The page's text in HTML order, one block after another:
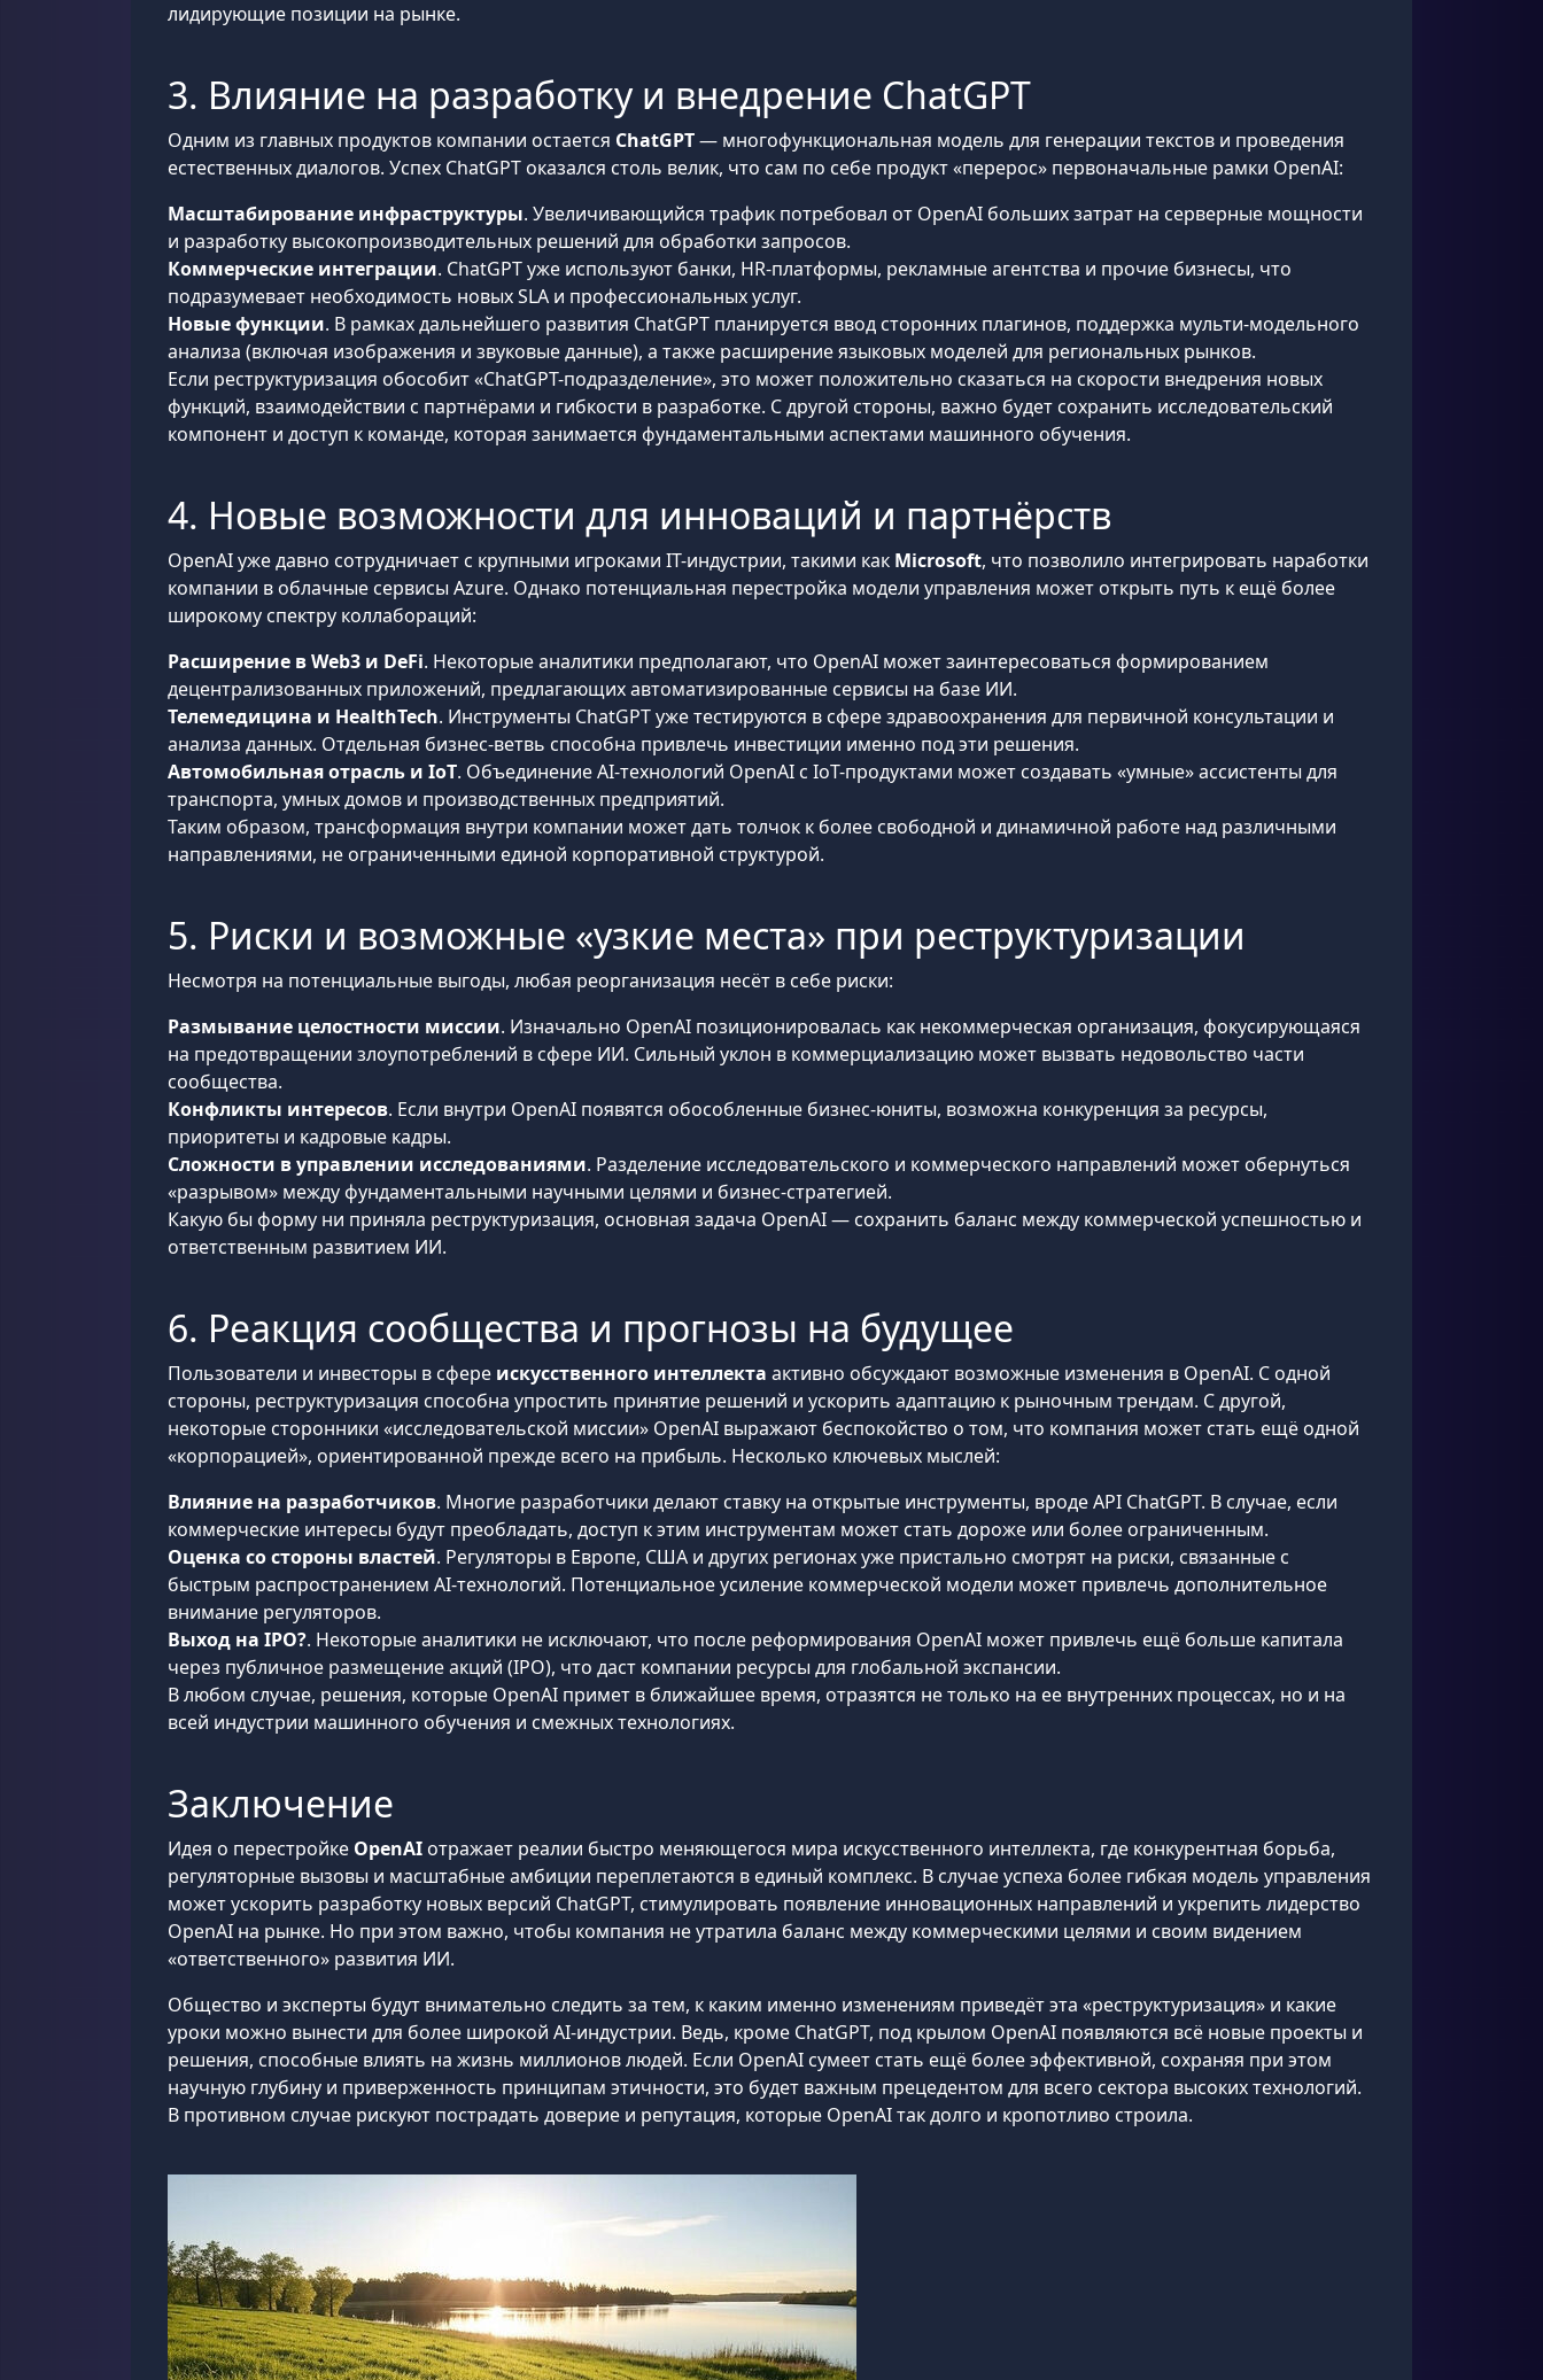
лидирующие позиции на рынке.
3. Влияние на разработку и внедрение ChatGPT
Одним из главных продуктов компании остается ChatGPT— многофункциональная модель для генерации текстов и проведения
естественных диалогов. Успех ChatGPT оказался столь велик, что сам по себе продукт «перерос» первоначальные рамки OpenAI:
Масштабирование инфраструктуры. Увеличивающийся трафик потребовал от OpenAI больших затрат на серверные мощности
и разработку высокопроизводительных решений для обработки запросов.
Коммерческие интеграции. ChatGPT уже используют банки, HR-платформы, рекламные агентства и прочие бизнесы, что
подразумевает необходимость новых SLA и профессиональных услуг.
Новые функции. В рамках дальнейшего развития ChatGPT планируется ввод сторонних плагинов, поддержка мульти-модельного
анализа (включая изображения и звуковые данные), а также расширение языковых моделей для региональных рынков.
Если реструктуризация обособит «ChatGPT-подразделение», это может положительно сказаться на скорости внедрения новых
функций, взаимодействии с партнёрами и гибкости в разработке. С другой стороны, важно будет сохранить исследовательский
компонент и доступ к команде, которая занимается фундаментальными аспектами машинного обучения.
4. Новые возможности для инноваций и партнёрств
OpenAI уже давно сотрудничает с крупными игроками IT-индустрии, такими как Microsoft, что позволило интегрировать наработки
компании в облачные сервисы Azure. Однако потенциальная перестройка модели управления может открыть путь к ещё более
широкому спектру коллабораций:
Расширение в Web3 и DeFi. Некоторые аналитики предполагают, что OpenAI может заинтересоваться формированием
децентрализованных приложений, предлагающих автоматизированные сервисы на базе ИИ.
Телемедицина и HealthTech. Инструменты ChatGPT уже тестируются в сфере здравоохранения для первичной консультации и
анализа данных. Отдельная бизнес-ветвь способна привлечь инвестиции именно под эти решения.
Автомобильная отрасль и IoT. Объединение AI-технологий OpenAI с IoT-продуктами может создавать «умные» ассистенты для
транспорта, умных домов и производственных предприятий.
Таким образом, трансформация внутри компании может дать толчок к более свободной и динамичной работе над различными
направлениями, не ограниченными единой корпоративной структурой.
5. Риски и возможные «узкие места» при реструктуризации
Несмотря на потенциальные выгоды, любая реорганизация несёт в себе риски:
Размывание целостности миссии. Изначально OpenAI позиционировалась как некоммерческая организация, фокусирующаяся
на предотвращении злоупотреблений в сфере ИИ. Сильный уклон в коммерциализацию может вызвать недовольство части
сообщества.
Конфликты интересов. Если внутри OpenAI появятся обособленные бизнес-юниты, возможна конкуренция за ресурсы,
приоритеты и кадровые кадры.
Сложности в управлении исследованиями. Разделение исследовательского и коммерческого направлений может обернуться
«разрывом» между фундаментальными научными целями и бизнес-стратегией.
Какую бы форму ни приняла реструктуризация, основная задача OpenAI — сохранить баланс между коммерческой успешностью и
ответственным развитием ИИ.
6. Реакция сообщества и прогнозы на будущее
Пользователи и инвесторы в сфере искусственного интеллекта активно обсуждают возможные изменения в OpenAI. С одной
стороны, реструктуризация способна упростить принятие решений и ускорить адаптацию к рыночным трендам. С другой,
некоторые сторонники «исследовательской миссии» OpenAI выражают беспокойство о том, что компания может стать ещё одной
«корпорацией», ориентированной прежде всего на прибыль. Несколько ключевых мыслей:
Влияние на разработчиков. Многие разработчики делают ставку на открытые инструменты, вроде API ChatGPT. В случае, если
коммерческие интересы будут преобладать, доступ к этим инструментам может стать дороже или более ограниченным.
Оценка со стороны властей. Регуляторы в Европе, США и других регионах уже пристально смотрят на риски, связанные с
быстрым распространением AI-технологий. Потенциальное усиление коммерческой модели может привлечь дополнительное
внимание регуляторов.
Выход на IPO?. Некоторые аналитики не исключают, что после реформирования OpenAI может привлечь ещё больше капитала
через публичное размещение акций (IPO), что даст компании ресурсы для глобальной экспансии.
В любом случае, решения, которые OpenAI примет в ближайшее время, отразятся не только на ее внутренних процессах, но и на
всей индустрии машинного обучения и смежных технологиях.
Заключение
Идея о перестройке OpenAI отражает реалии быстро меняющегося мира искусственного интеллекта, где конкурентная борьба,
регуляторные вызовы и масштабные амбиции переплетаются в единый комплекс. В случае успеха более гибкая модель управления
может ускорить разработку новых версий ChatGPT, стимулировать появление инновационных направлений и укрепить лидерство
OpenAI на рынке. Но при этом важно, чтобы компания не утратила баланс между коммерческими целями и своим видением
«ответственного» развития ИИ.
Общество и эксперты будут внимательно следить за тем, к каким именно изменениям приведёт эта «реструктуризация» и какие
уроки можно вынести для более широкой AI-индустрии. Ведь, кроме ChatGPT, под крылом OpenAI появляются всё новые проекты и
решения, способные влиять на жизнь миллионов людей. Если OpenAI сумеет стать ещё более эффективной, сохраняя при этом
научную глубину и приверженность принципам этичности, это будет важным прецедентом для всего сектора высоких технологий.
В противном случае рискуют пострадать доверие и репутация, которые OpenAI так долго и кропотливо строила.